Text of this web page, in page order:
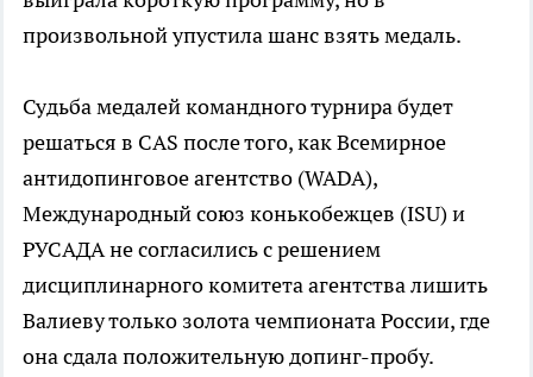
произвольной упустила шанс взять медаль.
Судьба медалей командного турнира будет
решаться в CAS после того, как Всемирное
антидопинговое агентство (WADA),
Международный союз конькобежцев (ISU) и
РУСАДА не согласились с решением
дисциплинарного комитета агентства лишить
Валиеву только золота чемпионата России, где
она сдала положительную допинг-пробу.